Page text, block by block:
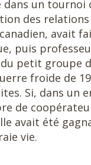
un tournoi
des relations
avait
puis
petit groupe
froide de
Si, dans un
de
avait été
vie.